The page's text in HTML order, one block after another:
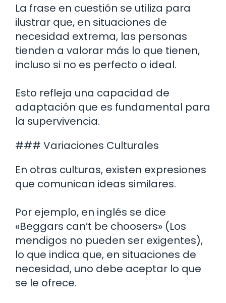
La frase en cuestión se utiliza para
ilustrar que, en situaciones de
necesidad extrema, las personas
tienden a valorar más lo que tienen,
incluso si no es perfecto o ideal.
Esto refleja una capacidad de
adaptación que es fundamental para
la supervivencia.
### Variaciones Culturales
En otras culturas, existen expresiones
que comunican ideas similares.
Por ejemplo, en inglés se dice
«Beggars can’t be choosers» (Los
mendigos no pueden ser exigentes),
lo que indica que, en situaciones de
necesidad, uno debe aceptar lo que
se le ofrece.